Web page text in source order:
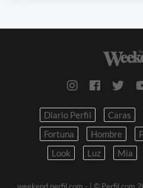
Diario Perfil Caras
Fortuna
Hombre
Look
Luz Mia